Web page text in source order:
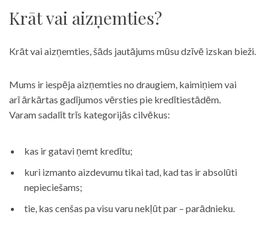
Krāt vai aizņemties?
Krāt vai aizņemties, šāds jautājums mūsu dzīvē izskan bieži.
Mums ir iespēja aizņemties no draugiem, kaimiņiem vai
arī ārkārtas gadījumos vērsties pie kredītiestādēm.
Varam sadalīt trīs kategorijās cilvēkus:
kas ir gatavi ņemt kredītu;
kuri izmanto aizdevumu tikai tad, kad tas ir absolūti
nepieciešams;
tie, kas cenšas pa visu varu nekļūt par – parādnieku.